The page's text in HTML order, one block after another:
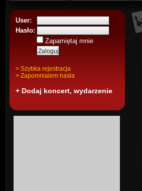
User:
Hasło:
Zapamiętaj mnie
> Szybka rejestracja
> Zapomnialem hasla
+ Dodaj koncert, wydarzenie